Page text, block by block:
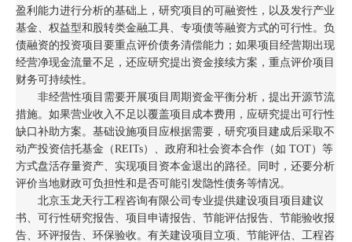
盈利能力进行分析的基础上，研究项目的可融资性，以及发行产业
基金、权益型和股转类金融工具、专项债等融资方式的可行性。负
债融资的投资项目要重点评价债务清偿能力；如果项目经营期出现
经营净现金流量不足，还应研究提出资金接续方案，重点评价项目
财务可持续性。
非经营性项目需要开展项目周期资金平衡分析，提出开源节流
措施。如果营业收入不足以覆盖项目成本费用，应研究提出可行性
缺口补助方案。基础设施项目应根据需要，研究项目建成后采取不
动产投资信托基金（REITs）、政府和社会资本合作（如 TOT）等
方式盘活存量资产、实现项目资本金退出的路径。同时，还要分析
评价当地财政可负担性和是否可能引发隐性债务等情况。
北京玉龙天行工程咨询有限公司专业提供建设项目项目建议
书、可行性研究报告、项目申请报告、节能评估报告、节能验收报
告、环评报告、环保验收。有关建设项目立项、节能评估、工程咨